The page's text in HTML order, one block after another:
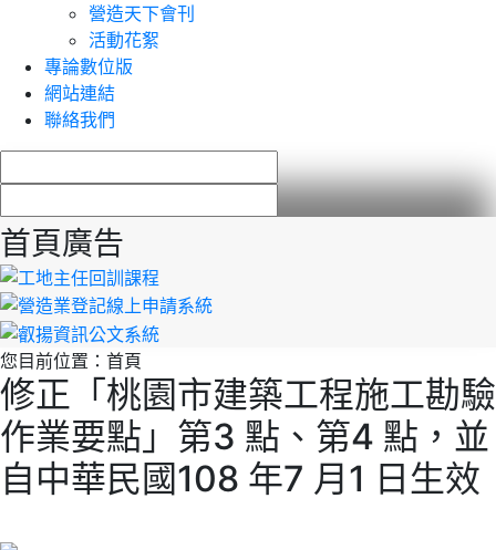
營造天下會刊
活動花絮
專論數位版
網站連結
聯絡我們
首頁廣告
您目前位置： 首頁
修正「桃園市建築工程施工勘驗
作業要點」第3 點、第4 點，並
自中華民國108 年7 月1 日生效